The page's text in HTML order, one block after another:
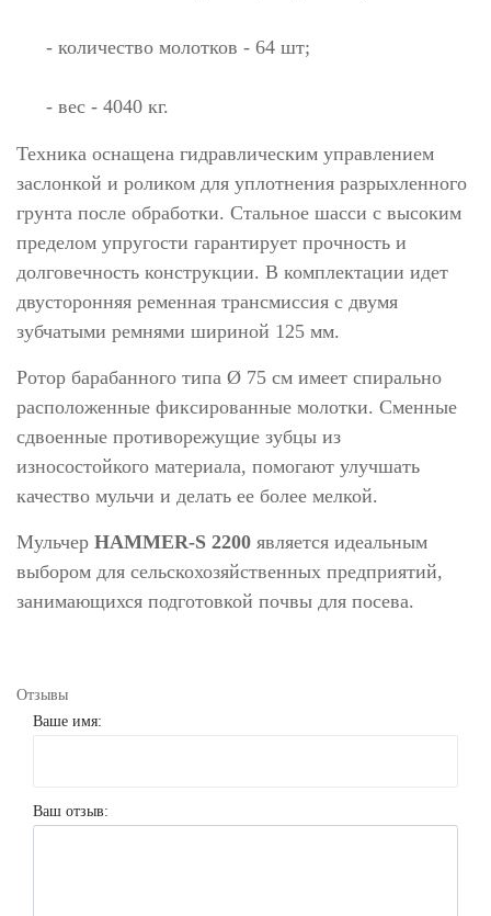
- количество молотков - 64 шт;
- вес - 4040 кг.
Техника оснащена гидравлическим управлением
заслонкой и роликом для уплотнения разрыхленного
грунта после обработки. Стальное шасси с высоким
пределом упругости гарантирует прочность и
долговечность конструкции. В комплектации идет
двусторонняя ременная трансмиссия с двумя
зубчатыми ремнями шириной 125 мм.
Ротор барабанного типа Ø 75 см имеет спирально
расположенные фиксированные молотки. Сменные
сдвоенные противорежущие зубцы из
износостойкого материала, помогают улучшать
качество мульчи и делать ее более мелкой.
Мульчер HAMMER-S 2200 является идеальным
выбором для сельскохозяйственных предприятий,
занимающихся подготовкой почвы для посева.
Отзывы
Ваше имя:
Ваш отзыв: